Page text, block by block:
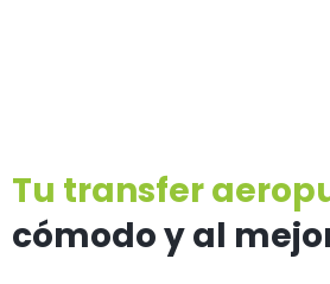
Tu transfer
cómodo y al